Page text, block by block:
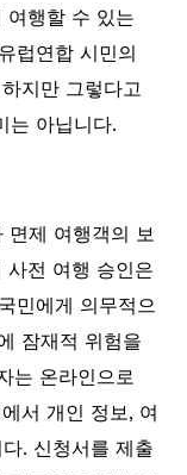
여행할 수 있는
럽연합 시민의
지만 그렇다고
는 아닙니다.
면제 여행객의 보
사전 여행 승인은
민에게 의무적으
잠재적 위험을
는 온라인으로
서 개인 정보, 여
. 신청서를 제출